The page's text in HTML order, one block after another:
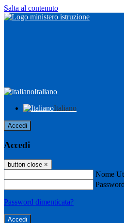
Salta al contenuto
Italiano
Italiano
Accedi
Accedi
button close ×
Nome
Password dimenticata?